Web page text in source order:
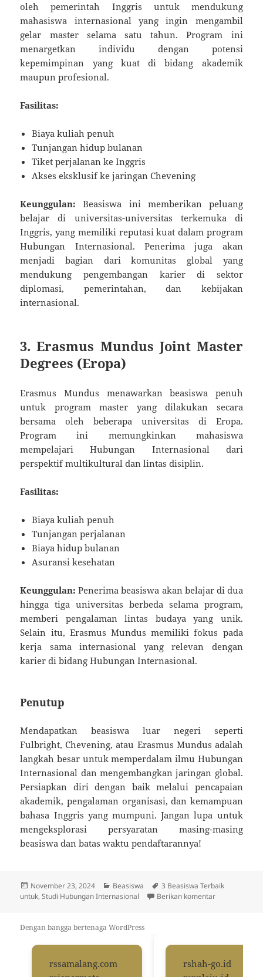
oleh pemerintah Inggris untuk mendukung
mahasiswa internasional yang ingin mengambil
gelar master selama satu tahun. Program ini
menargetkan individu dengan potensi
kepemimpinan yang kuat di bidang akademik
maupun profesional.
Fasilitas:
Biaya kuliah penuh
Tunjangan hidup bulanan
Tiket perjalanan ke Inggris
Akses eksklusif ke jaringan Chevening
Keunggulan: Beasiswa ini memberikan peluang
belajar di universitas-universitas terkemuka di
Inggris, yang memiliki reputasi kuat dalam program
Hubungan Internasional. Penerima juga akan
menjadi bagian dari komunitas global yang
mendukung pengembangan karier di sektor
diplomasi, pemerintahan, dan kebijakan
internasional.
3.Erasmus Mundus Joint Master
Degrees (Eropa)
Erasmus Mundus menawarkan beasiswa penuh
untuk program master yang dilakukan secara
bersama oleh beberapa universitas di Eropa.
Program ini memungkinkan mahasiswa
mempelajari Hubungan Internasional dari
perspektif multikultural dan lintas disiplin.
Fasilitas:
Biaya kuliah penuh
Tunjangan perjalanan
Biaya hidup bulanan
Asuransi kesehatan
Keunggulan: Penerima beasiswa akan belajar di dua
hingga tiga universitas berbeda selama program,
memberi pengalaman lintas budaya yang unik.
Selain itu, Erasmus Mundus memiliki fokus pada
kerja sama internasional yang relevan dengan
karier di bidang Hubungan Internasional.
Penutup
Mendapatkan beasiswa luar negeri seperti
Fulbright, Chevening, atau Erasmus Mundus adalah
langkah besar untuk memperdalam ilmu Hubungan
Internasional dan mengembangkan jaringan global.
Persiapkan diri dengan baik melalui pencapaian
akademik, pengalaman organisasi, dan kemampuan
bahasa Inggris yang mumpuni. Jangan lupa untuk
mengeksplorasi persyaratan masing-masing
beasiswa dan batas waktu pendaftarannya!
Diposkan
pada
November 23, 2024 Kategori
Beasiswa Tag
3 Beasiswa Terbaik
untuk,Studi Hubungan Internasional Berikan komentaruntuk 3
Dengan bangga bertenaga WordPress
rssamalang.com
rshah-go.id